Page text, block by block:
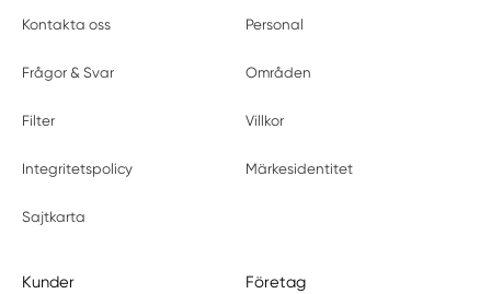
Kontakta oss Personal
Frågor & Svar Områden
Filter Villkor
Integritetspolicy Märkesidentitet
Sajtkarta
Kunder Företag